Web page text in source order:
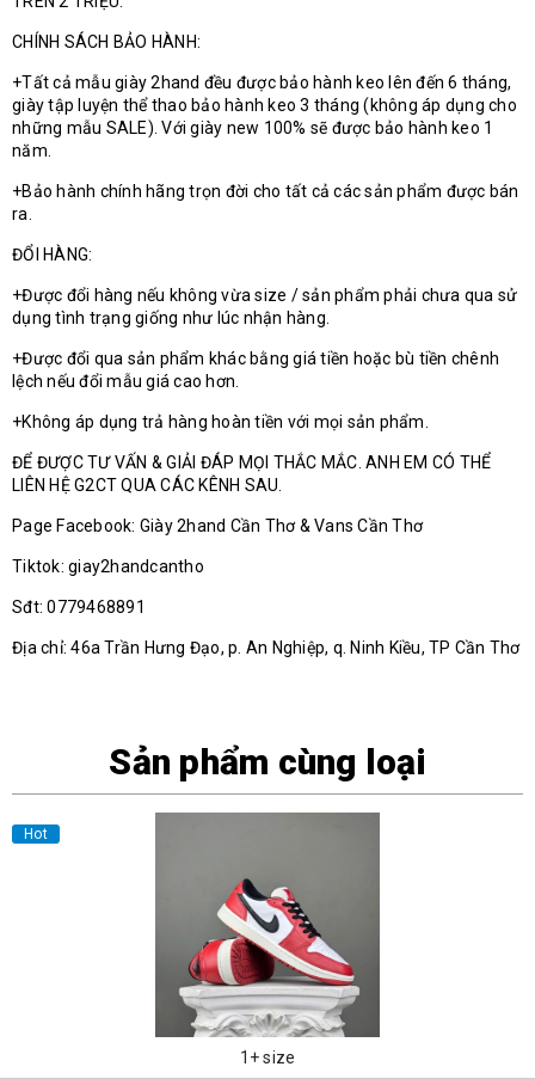
CHÍNH SÁCH BẢO HÀNH:
+Tất cả mẫu giày 2hand đều được bảo hành keo lên đến 6 tháng,
giày tập luyện thể thao bảo hành keo 3 tháng (không áp dụng cho
những mẫu SALE). Với giày new 100% sẽ được bảo hành keo 1
năm.
+Bảo hành chính hãng trọn đời cho tất cả các sản phẩm được bán
ra.
ĐỔI HÀNG:
+Được đổi hàng nếu không vừa size / sản phẩm phải chưa qua sử
dụng tình trạng giống như lúc nhận hàng.
+Được đổi qua sản phẩm khác bằng giá tiền hoặc bù tiền chênh
lệch nếu đổi mẫu giá cao hơn.
+Không áp dụng trả hàng hoàn tiền với mọi sản phẩm.
ĐỂ ĐƯỢC TƯ VẤN & GIẢI ĐÁP MỌI THẮC MẮC. ANH EM CÓ THỂ
LIÊN HỆ G2CT QUA CÁC KÊNH SAU.
Page Facebook: Giày 2hand Cần Thơ & Vans Cần Thơ
Tiktok: giay2handcantho
Sđt: 0779468891
Địa chỉ: 46a Trần Hưng Đạo, p. An Nghiệp, q. Ninh Kiều, TP Cần Thơ
Sản phẩm cùng loại
Hot
1+ size